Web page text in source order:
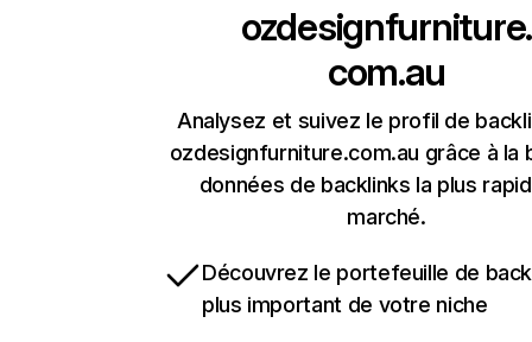
ozdesignfurniture.
com.au
Analysez et suivez le profil de
ozdesignfurniture.com.au grâce à la
données de backlinks la plus
marché.
Découvrez le portefeuille de
plus important de votre niche